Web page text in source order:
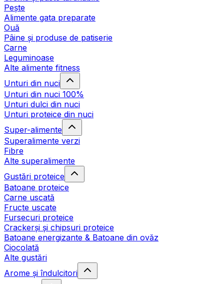
Pește
Alimente gata preparate
Ouă
Pâine și produse de patiserie
Carne
Leguminoase
Alte alimente fitness
Unturi din nuci
Unturi din nuci 100%
Unturi dulci din nuci
Unturi proteice din nuci
Super-alimente
Superalimente verzi
Fibre
Alte superalimente
Gustări proteice
Batoane proteice
Carne uscată
Fructe uscate
Fursecuri proteice
Crackerși și chipsuri proteice
Batoane energizante & Batoane din ovăz
Ciocolată
Alte gustări
Arome și îndulcitori